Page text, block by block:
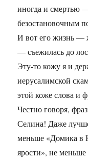
иногда и смертью
безостановочным
И вот его жизнь —
— съежилась до
Эту-то кожу я и
иерусалимской
этой коже слова и
Честно говоря,
Селина! Даже
меньше «Домика в
ярости», не